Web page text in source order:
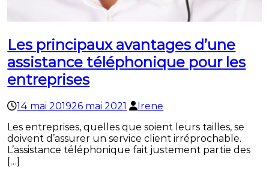
Les principaux avantages d’une
assistance téléphonique pour les
entreprises
14 mai 201926 mai 2021
Irene
Les entreprises, quelles que soient leurs tailles, se
doivent d’assurer un service client irréprochable.
L’assistance téléphonique fait justement partie des
[…]